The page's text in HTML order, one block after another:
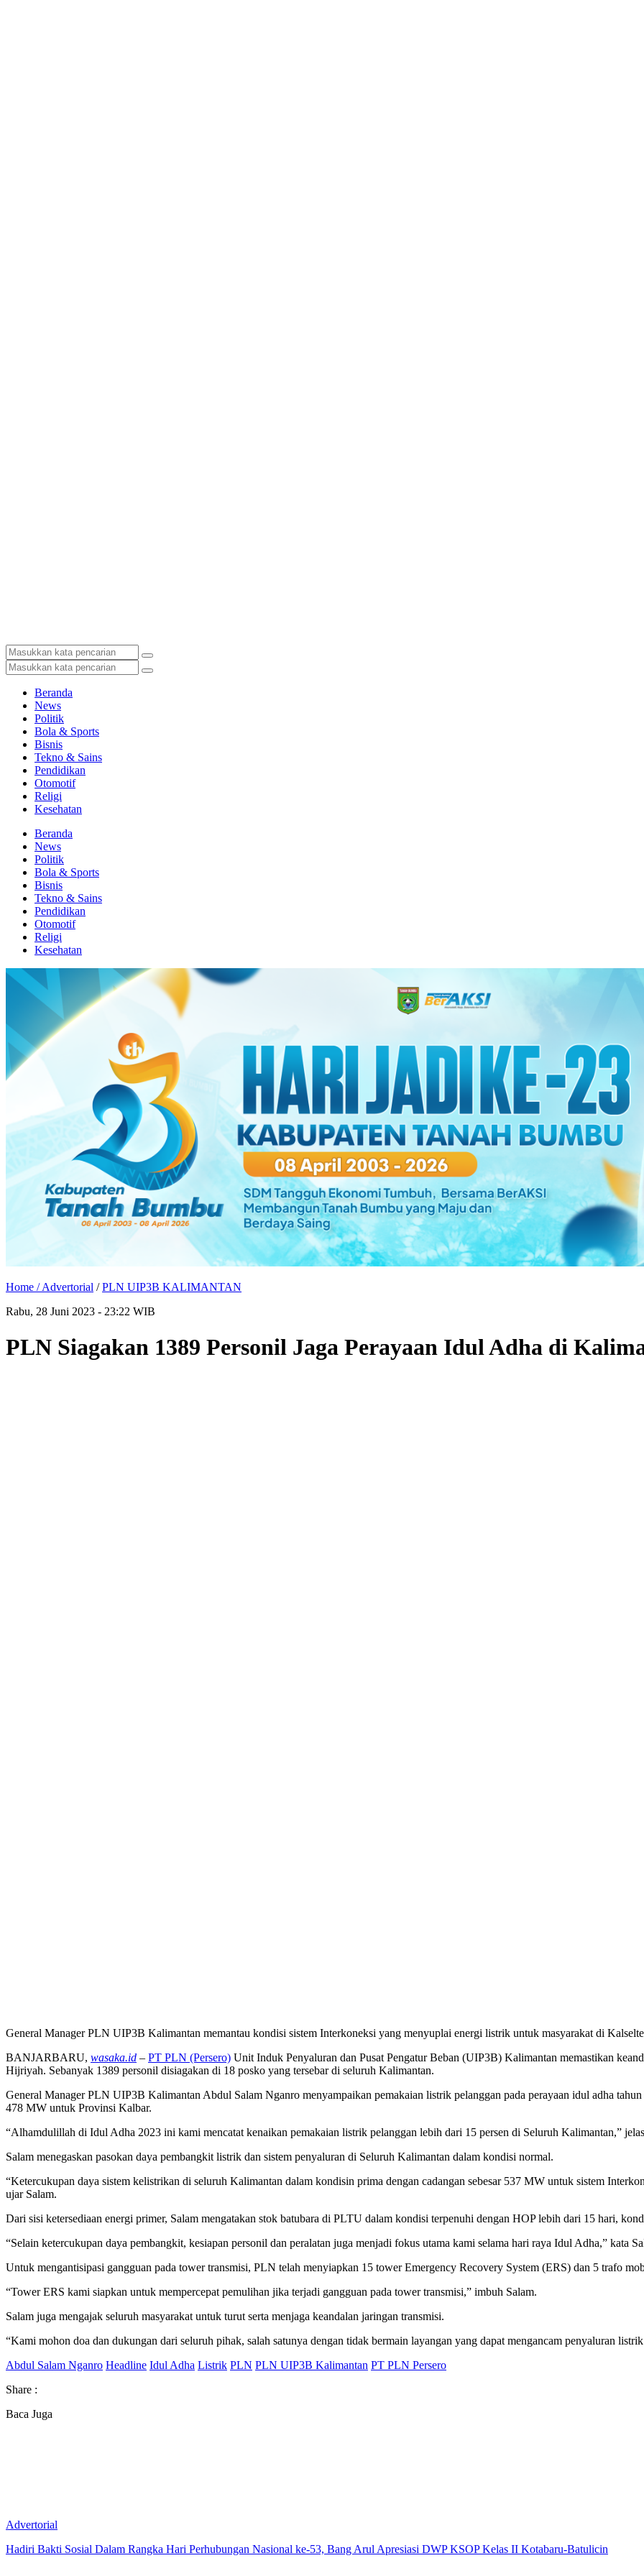
Beranda
News
Politik
Bola & Sports
Bisnis
Tekno & Sains
Pendidikan
Otomotif
Religi
Kesehatan
Beranda
News
Politik
Bola & Sports
Bisnis
Tekno & Sains
Pendidikan
Otomotif
Religi
Kesehatan
Home /Advertorial /PLN UIP3B KALIMANTAN
Rabu, 28 Juni 2023 - 23:22 WIB
PLN Siagakan 1389 Personil Jaga Perayaan Idul Adha di
General Manager PLN UIP3B Kalimantan memantau kondisi sistem Interkoneksi yang menyuplai energi listrik untuk masyarakat di
BANJARBARU, wasaka.id – PT PLN (Persero) Unit Induk Penyaluran dan Pusat Pengatur Beban (UIP3B) Kalimantan memastikan
Hijriyah. Sebanyak 1389 personil disiagakan di 18 posko yang tersebar di seluruh Kalimantan.
General Manager PLN UIP3B Kalimantan Abdul Salam Nganro menyampaikan pemakaian listrik pelanggan pada perayaan idul adha
478 MW untuk Provinsi Kalbar.
“Alhamdulillah di Idul Adha 2023 ini kami mencatat kenaikan pemakaian listrik pelanggan lebih dari 15 persen di Seluruh Kalimantan,”
Salam menegaskan pasokan daya pembangkit listrik dan sistem penyaluran di Seluruh Kalimantan dalam kondisi normal.
“Ketercukupan daya sistem kelistrikan di seluruh Kalimantan dalam kondisin prima dengan cadangan sebesar 537 MW untuk sistem
ujar Salam.
Dari sisi ketersediaan energi primer, Salam mengatakan stok batubara di PLTU dalam kondisi terpenuhi dengan HOP lebih dari 15 hari,
“Selain ketercukupan daya pembangkit, kesiapan personil dan peralatan juga menjadi fokus utama kami selama hari raya Idul Adha,” kata
Untuk mengantisipasi gangguan pada tower transmisi, PLN telah menyiapkan 15 tower Emergency Recovery System (ERS) dan 5 trafo
“Tower ERS kami siapkan untuk mempercepat pemulihan jika terjadi gangguan pada tower transmisi,” imbuh Salam.
Salam juga mengajak seluruh masyarakat untuk turut serta menjaga keandalan jaringan transmisi.
“Kami mohon doa dan dukungan dari seluruh pihak, salah satunya dengan tidak bermain layangan yang dapat mengancam penyaluran
Abdul Salam Nganro Headline Idul Adha Listrik PLN PLN UIP3B Kalimantan PT PLN Persero
Share :
Baca Juga
Advertorial
Hadiri Bakti Sosial Dalam Rangka Hari Perhubungan Nasional ke-53, Bang Arul Apresiasi DWP KSOP Kelas II Kotabaru-Batulicin